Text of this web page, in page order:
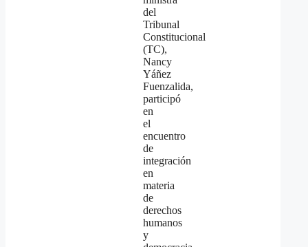
del
Tribunal
Constitucional
(TC),
Nancy
Yáñez
Fuenzalida,
participó
en
el
encuentro
de
integración
en
materia
de
derechos
humanos
y